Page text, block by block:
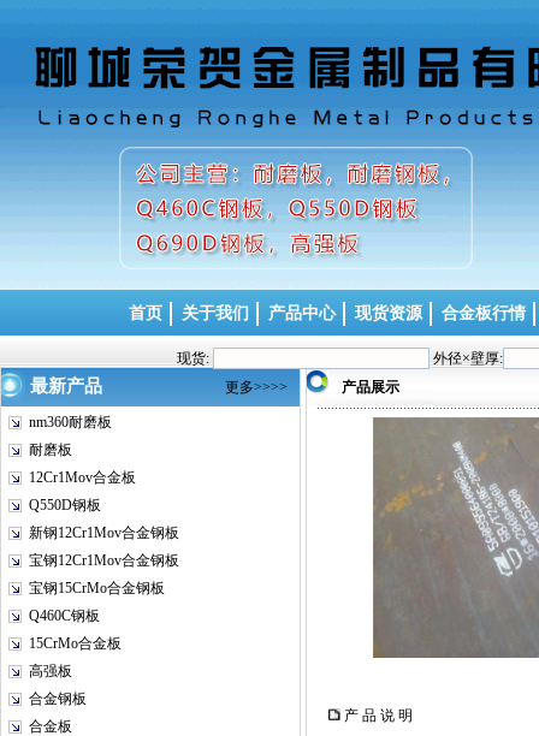
首页 关于我们 产品中心 现货资源 合金板行情
现货: 外径×壁厚:
最新产品 更多>>>>
nm360耐磨板
耐磨板
12Cr1Mov合金板
Q550D钢板
新钢12Cr1Mov合金钢板
宝钢12Cr1Mov合金钢板
宝钢15CrMo合金钢板
Q460C钢板
15CrMo合金板
高强板
合金钢板
合金板
产品展示
产 品 说 明